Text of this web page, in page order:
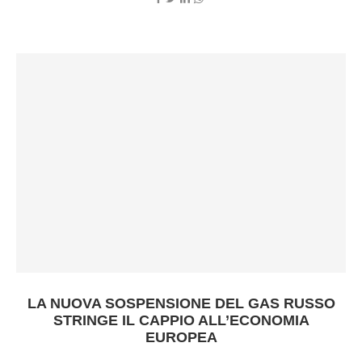
LA NUOVA SOSPENSIONE DEL GAS RUSSO
STRINGE IL CAPPIO ALL’ECONOMIA
EUROPEA